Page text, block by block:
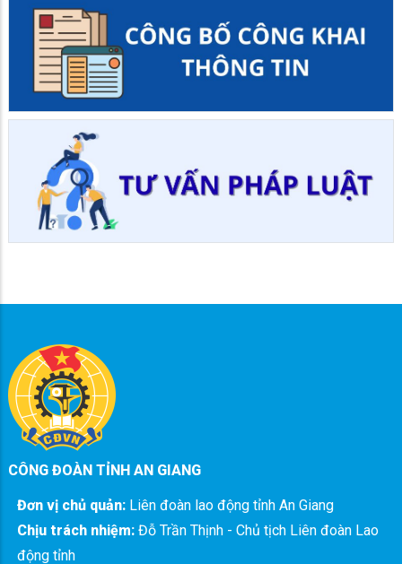
CÔNG ĐOÀN TỈNH AN GIANG
Đơn vị chủ quản: Liên đoàn lao động tỉnh An Giang
Chịu trách nhiệm: Đỗ Trần Thịnh - Chủ tịch Liên đoàn Lao
động tỉnh